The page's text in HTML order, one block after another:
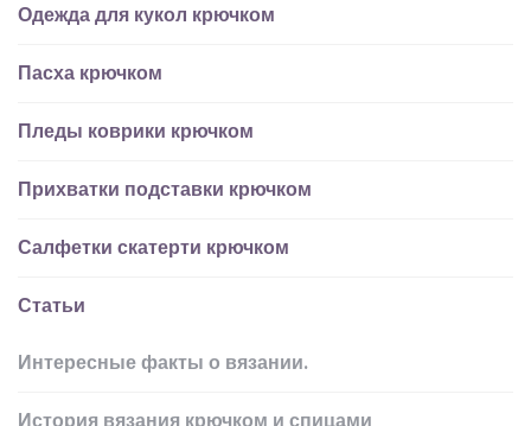
Одежда для кукол крючком
Пасха крючком
Пледы коврики крючком
Прихватки подставки крючком
Салфетки скатерти крючком
Статьи
Интересные факты о вязании.